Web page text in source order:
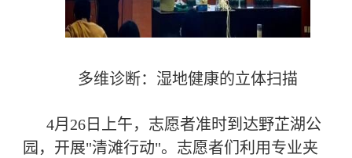
多维诊断：湿地健康的立体扫描
4月26日上午，志愿者准时到达野芷湖公
园，开展"清滩行动"。志愿者们利用专业夹